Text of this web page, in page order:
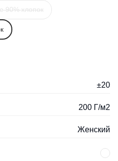
90% хлопок
±20
200 Г/м2
Женский